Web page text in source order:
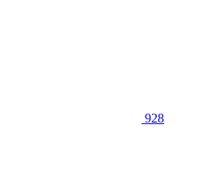
928